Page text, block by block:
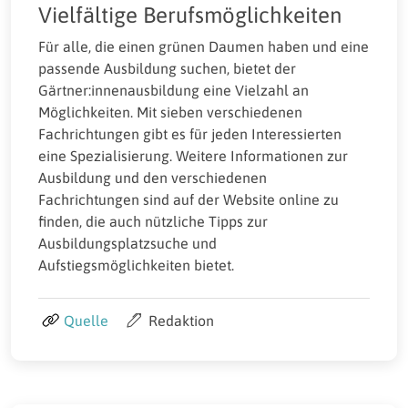
Vielfältige Berufsmöglichkeiten
Für alle, die einen grünen Daumen haben und eine
passende Ausbildung suchen, bietet der
Gärtner:innenausbildung eine Vielzahl an
Möglichkeiten. Mit sieben verschiedenen
Fachrichtungen gibt es für jeden Interessierten
eine Spezialisierung. Weitere Informationen zur
Ausbildung und den verschiedenen
Fachrichtungen sind auf der Website online zu
finden, die auch nützliche Tipps zur
Ausbildungsplatzsuche und
Aufstiegsmöglichkeiten bietet.
Quelle Redaktion